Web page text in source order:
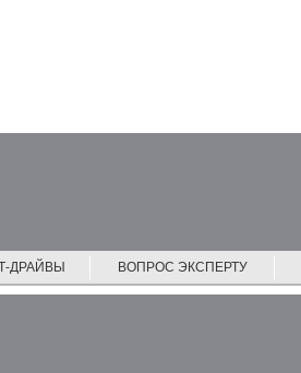
ДРАЙВЫ ВОПРОС ЭКСПЕРТУ